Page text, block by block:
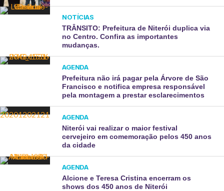
NOTÍCIAS
TRÂNSITO: Prefeitura de Niterói duplica via
no Centro. Confira as importantes
mudanças.
AGENDA
Prefeitura não irá pagar pela Árvore de São
Francisco e notifica empresa responsável
pela montagem a prestar esclarecimentos
AGENDA
Niterói vai realizar o maior festival
cervejeiro em comemoração pelos 450 anos
da cidade
AGENDA
Alcione e Teresa Cristina encerram os
shows dos 450 anos de Niterói